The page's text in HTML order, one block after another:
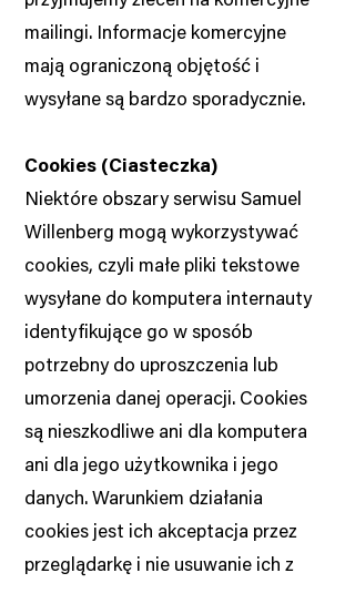
mailingi. Informacje komercyjne
mają ograniczoną objętość i
wysyłane są bardzo sporadycznie.
Cookies (Ciasteczka)
Niektóre obszary serwisu Samuel
Willenberg mogą wykorzystywać
cookies, czyli małe pliki tekstowe
wysyłane do komputera internauty
identyfikujące go w sposób
potrzebny do uproszczenia lub
umorzenia danej operacji. Cookies
są nieszkodliwe ani dla komputera
ani dla jego użytkownika i jego
danych. Warunkiem działania
cookies jest ich akceptacja przez
przeglądarkę i nie usuwanie ich z